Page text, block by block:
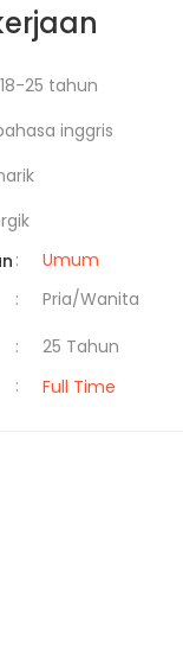
25 tahun
inggris
:
Umum
: Pria/Wanita
:
25 Tahun
: Full Time